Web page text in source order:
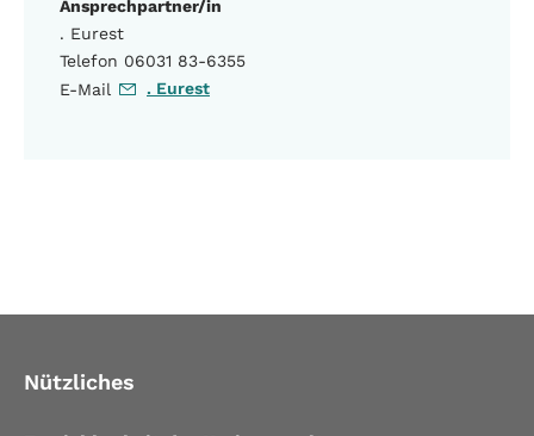
Ansprechpartner/in
. Eurest
Telefon 06031 83-6355
E-Mail
. Eurest
Nützliches